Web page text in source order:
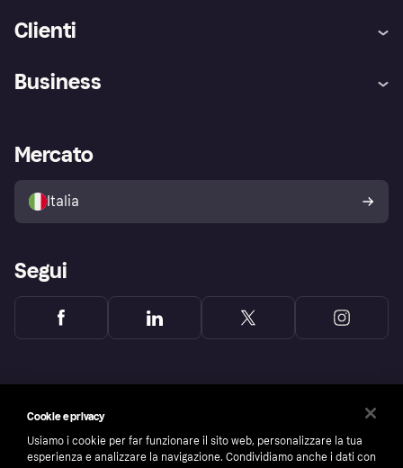
Clienti
Assistenza
Esplora i negozi
Politica di protezione
dell'acquirente Klarna
Business
Accesso aziende
Mercato
Italia
Segui
Cookie e privacy
Usiamo i cookie per far funzionare il sito web, personalizzare la tua
esperienza e analizzare la navigazione. Condividiamo anche i dati con